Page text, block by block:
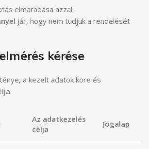
elmaradása azzal
jár, hogy nem tudjuk a rendelését
kérése
a kezelt adatok köre és
:
Az adatkezelés
célja
Jogalap